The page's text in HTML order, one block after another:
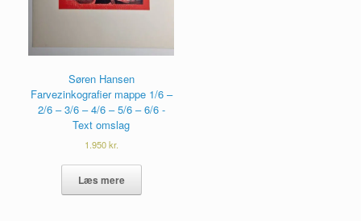
Søren Hansen
Farvezinkografier mappe 1/6 –
2/6 – 3/6 – 4/6 – 5/6 – 6/6 -
Text omslag
1.950kr.
Læs mere